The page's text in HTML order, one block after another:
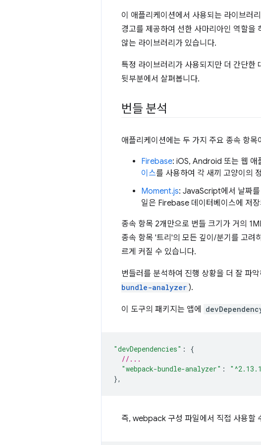
이 애플리케이션에서 사용되는 라이브러
경고를 제공하여 선한 사마리아인 역할을
않는 라이브러리가 있습니다.
특정 라이브러리가 사용되지만 더 간단한
뒷부분에서 살펴봅니다.
번들 분석
애플리케이션에는 두 가지 주요 종속 항목
Firebase: iOS, Android 또는 웹 애
이스를 사용하여 각 새끼 고양이의
Moment.js: JavaScript에서 날짜를
일은 Firebase 데이터베이스에 저
종속 항목 2개만으로 번들 크기가 거의
종속 항목 '트리'의 모든 깊이/분기를 고려
르게 커질 수 있습니다.
번들러를 분석하여 진행 상황을 더 잘 파
bundle-analyzer ).
이 도구의 패키지는 앱에
"devDependencies" :
{
//...
"webpack-bundle-analyzer" :
},
즉, webpack 구성 파일에서 직접 사용할